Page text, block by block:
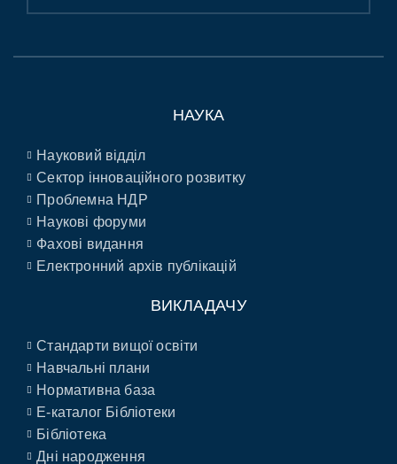
НАУКА
Науковий відділ
Сектор інноваційного розвитку
Проблемна НДР
Наукові форуми
Фахові видання
Електронний архів публікацій
ВИКЛАДАЧУ
Стандарти вищої освіти
Навчальні плани
Нормативна база
E-каталог Бібліотеки
Бібліотека
Дні народження